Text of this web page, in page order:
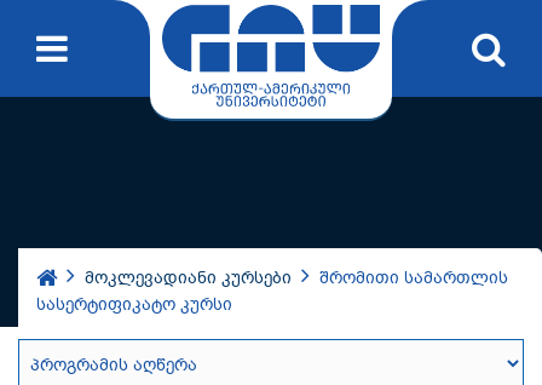
მოკლევადიანი კურსები
შრომითი სამართლის
სასერტიფიკატო კურსი